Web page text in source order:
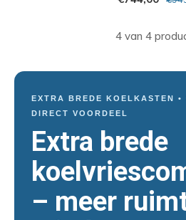
4 van 4
EXTRA BREDE KOELKASTEN •
DIRECT VOORDEEL
Extra brede
– meer